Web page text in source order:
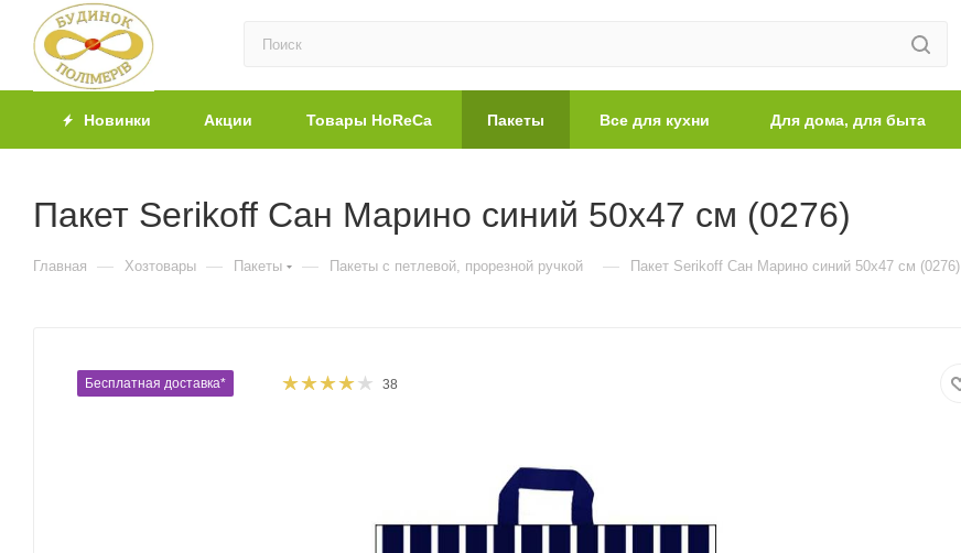
Новинки Акции Товары HoReCa Пакеты Все для кухни Для дома, для быта
Пакет Serikoff Сан Марино синий 50х47 см (0276)
Главная — Хозтовары — Пакеты — Пакеты с петлевой, прорезной ручкой — Пакет Serikoff Сан Марино синий 50х47 см (0276)
Бесплатная доставка* 38